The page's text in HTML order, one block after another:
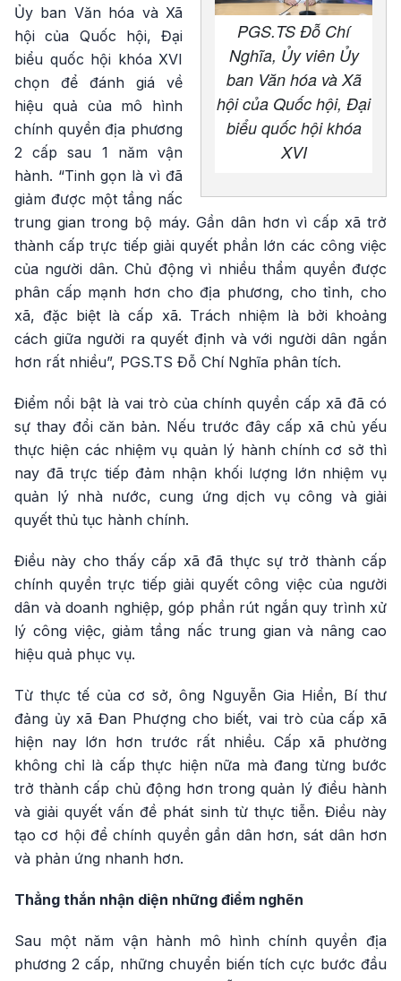
PGS.TS Đỗ Chí
Nghĩa, Ủy viên Ủy
ban Văn hóa và Xã
hội của Quốc hội, Đại
biểu quốc hội khóa
XVI
Ủy ban Văn hóa và Xã
hội của Quốc hội, Đại
biểu quốc hội khóa XVI
chọn để đánh giá về
hiệu quả của mô hình
chính quyền địa phương
2 cấp sau 1 năm vận
hành. “Tinh gọn là vì đã
giảm được một tầng nấc
trung gian trong bộ máy. Gần dân hơn vì cấp xã trở
thành cấp trực tiếp giải quyết phần lớn các công việc
của người dân. Chủ động vì nhiều thẩm quyền được
phân cấp mạnh hơn cho địa phương, cho tỉnh, cho
xã, đặc biệt là cấp xã. Trách nhiệm là bởi khoảng
cách giữa người ra quyết định và với người dân ngắn
hơn rất nhiều”, PGS.TS Đỗ Chí Nghĩa phân tích.
Điểm nổi bật là vai trò của chính quyền cấp xã đã có
sự thay đổi căn bản. Nếu trước đây cấp xã chủ yếu
thực hiện các nhiệm vụ quản lý hành chính cơ sở thì
nay đã trực tiếp đảm nhận khối lượng lớn nhiệm vụ
quản lý nhà nước, cung ứng dịch vụ công và giải
quyết thủ tục hành chính.
Điều này cho thấy cấp xã đã thực sự trở thành cấp
chính quyền trực tiếp giải quyết công việc của người
dân và doanh nghiệp, góp phần rút ngắn quy trình xử
lý công việc, giảm tầng nấc trung gian và nâng cao
hiệu quả phục vụ.
Từ thực tế của cơ sở, ông Nguyễn Gia Hiển, Bí thư
đảng ủy xã Đan Phượng cho biết, vai trò của cấp xã
hiện nay lớn hơn trước rất nhiều. Cấp xã phường
không chỉ là cấp thực hiện nữa mà đang từng bước
trở thành cấp chủ động hơn trong quản lý điều hành
và giải quyết vấn đề phát sinh từ thực tiễn. Điều này
tạo cơ hội để chính quyền gần dân hơn, sát dân hơn
và phản ứng nhanh hơn.
Thẳng thắn nhận diện những điểm nghẽn
Sau một năm vận hành mô hình chính quyền địa
phương 2 cấp, những chuyển biến tích cực bước đầu